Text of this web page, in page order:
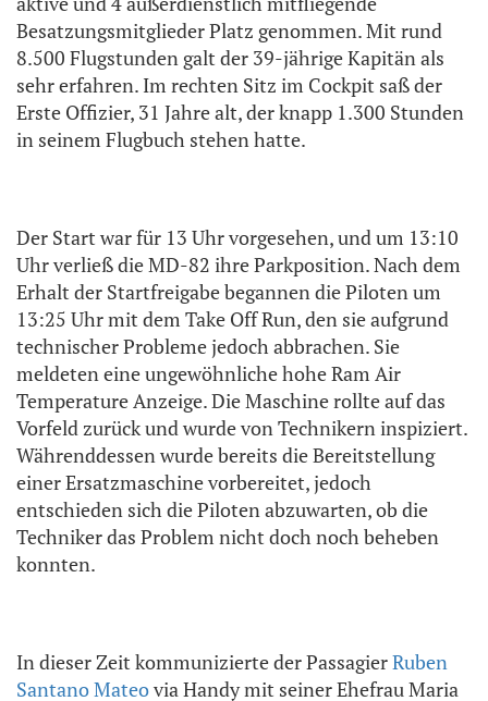
Besatzungsmitglieder Platz genommen. Mit rund
8.500 Flugstunden galt der 39-jährige Kapitän als
sehr erfahren. Im rechten Sitz im Cockpit saß der
Erste Offizier, 31 Jahre alt, der knapp 1.300 Stunden
in seinem Flugbuch stehen hatte.
Der Start war für 13 Uhr vorgesehen, und um 13:10
Uhr verließ die MD-82 ihre Parkposition. Nach dem
Erhalt der Startfreigabe begannen die Piloten um
13:25 Uhr mit dem Take Off Run, den sie aufgrund
technischer Probleme jedoch abbrachen. Sie
meldeten eine ungewöhnliche hohe Ram Air
Temperature Anzeige. Die Maschine rollte auf das
Vorfeld zurück und wurde von Technikern inspiziert.
Währenddessen wurde bereits die Bereitstellung
einer Ersatzmaschine vorbereitet, jedoch
entschieden sich die Piloten abzuwarten, ob die
Techniker das Problem nicht doch noch beheben
konnten.
In dieser Zeit kommunizierte der PassagierRuben
Santano Mateovia Handy mit seiner Ehefrau Maria